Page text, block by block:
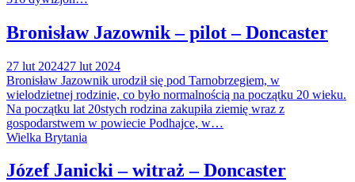
Bronisław Jazownik – pilot – Doncaster
27 lut 202427 lut 2024
Bronisław Jazownik urodził się pod Tarnobrzegiem, w
wielodzietnej rodzinie, co było normalnością na początku 20 wieku.
Na początku lat 20stych rodzina zakupiła ziemię wraz z
gospodarstwem w powiecie Podhajce, w…
Wielka Brytania
Józef Janicki – witraż – Doncaster